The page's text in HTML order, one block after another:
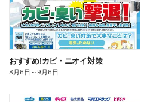
おすすめ!カビ・ニオイ対策
8月6日 ～9月6日